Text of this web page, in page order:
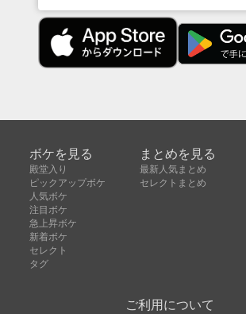
ボケを見る
殿堂入り
ピックアップボケ
人気ボケ
注目ボケ
急上昇ボケ
新着ボケ
セレクト
タグ
まとめを見る
最新人気まとめ
セレクトまとめ
ご利用について